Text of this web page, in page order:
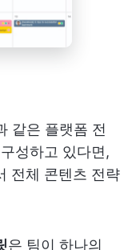
같은 플랫폼 전
성하고 있다면,
전체 콘텐츠 전략
은 팀이 하나의